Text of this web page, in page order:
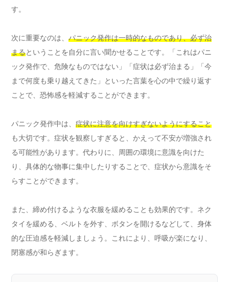
す。
次に重要なのは、 パニック発作は一時的なものであり、必ず治
まるということを自分に言い聞かせることです。「これはパニ
ック発作で、危険なものではない」「症状は必ず治まる」「今
まで何度も乗り越えてきた」といった言葉を心の中で繰り返す
ことで、恐怖感を軽減することができます。
パニック発作中は、 症状に注意を向けすぎないようにすること
も大切です。症状を観察しすぎると、かえって不安が増強され
る可能性があります。代わりに、周囲の環境に意識を向けた
り、具体的な物事に集中したりすることで、症状から意識をそ
らすことができます。
また、締め付けるような衣服を緩めることも効果的です。ネク
タイを緩める、ベルトを外す、ボタンを開けるなどして、身体
的な圧迫感を軽減しましょう。これにより、呼吸が楽になり、
閉塞感が和らぎます。